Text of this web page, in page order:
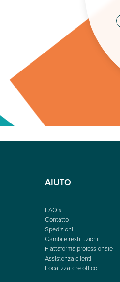
AIUTO
FAQ’s
Contatto
Spedizioni
Cambi e restituzioni
Piattaforma professionale
Assistenza clienti
Localizzatore ottico